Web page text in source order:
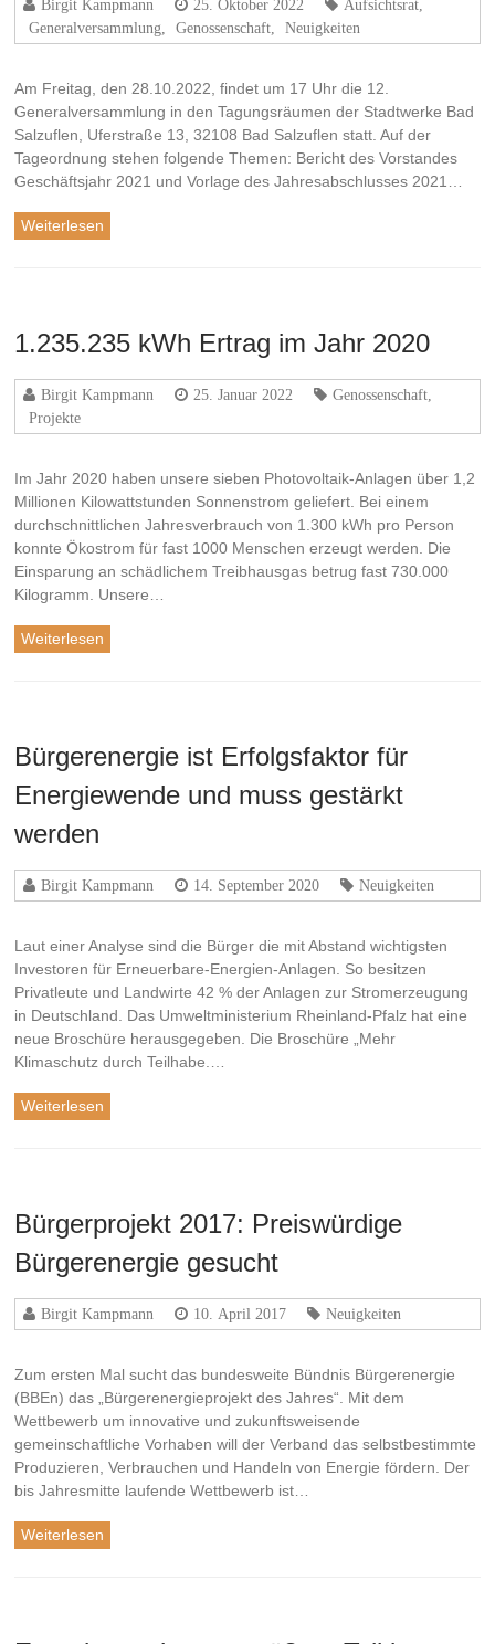
Birgit Kampmann 25. Oktober 2022 Aufsichtsrat
Generalversammlung
Genossenschaft Neuigkeiten
Am Freitag, den 28.10.2022, findet um 17 Uhr die 12.
Generalversammlung in den Tagungsräumen der Stadtwerke Bad
Salzuflen, Uferstraße 13, 32108 Bad Salzuflen statt. Auf der
Tageordnung stehen folgende Themen: Bericht des Vorstandes
Geschäftsjahr 2021 und Vorlage des Jahresabschlusses 2021…
Weiterlesen
1.235.235 kWh Ertrag im Jahr 2020
Birgit Kampmann 25. Januar 2022 Genossenschaft
Projekte
Im Jahr 2020 haben unsere sieben Photovoltaik-Anlagen über 1,2
Millionen Kilowattstunden Sonnenstrom geliefert. Bei einem
durchschnittlichen Jahresverbrauch von 1.300 kWh pro Person
konnte Ökostrom für fast 1000 Menschen erzeugt werden. Die
Einsparung an schädlichem Treibhausgas betrug fast 730.000
Kilogramm. Unsere…
Weiterlesen
Bürgerenergie ist Erfolgsfaktor für
Energiewende und muss gestärkt
werden
Birgit Kampmann 14. September 2020 Neuigkeiten
Laut einer Analyse sind die Bürger die mit Abstand wichtigsten
Investoren für Erneuerbare-Energien-Anlagen. So besitzen
Privatleute und Landwirte 42 % der Anlagen zur Stromerzeugung
in Deutschland. Das Umweltministerium Rheinland-Pfalz hat eine
neue Broschüre herausgegeben. Die Broschüre „Mehr
Klimaschutz durch Teilhabe.…
Weiterlesen
Bürgerprojekt 2017: Preiswürdige
Bürgerenergie gesucht
Birgit Kampmann 10. April 2017 Neuigkeiten
Zum ersten Mal sucht das bundesweite Bündnis Bürgerenergie
(BBEn) das „Bürgerenergieprojekt des Jahres“. Mit dem
Wettbewerb um innovative und zukunftsweisende
gemeinschaftliche Vorhaben will der Verband das selbstbestimmte
Produzieren, Verbrauchen und Handeln von Energie fördern. Der
bis Jahresmitte laufende Wettbewerb ist…
Weiterlesen